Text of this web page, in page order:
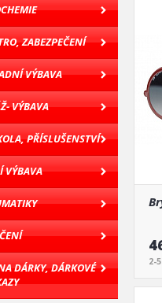
ZABEZPEČENÍ
VÝBAVA
VÝBAVA
PŘÍSLUŠENSTVÍ
VÝBAVA
DÁRKY, DÁRKOVÉ
2-